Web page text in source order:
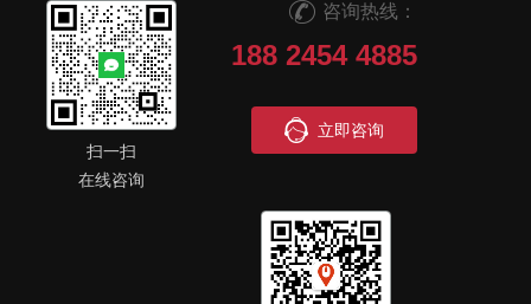
咨询热线：
188 2454 4885
立即咨询
扫一扫
在线咨询